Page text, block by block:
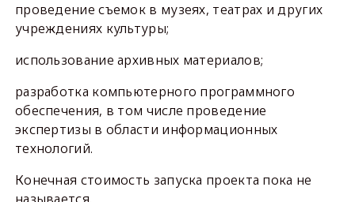
проведение съемок в музеях, театрах и других
учреждениях культуры;
использование архивных материалов;
разработка компьютерного программного
обеспечения, в том числе проведение
экспертизы в области информационных
технологий.
Конечная стоимость запуска проекта пока не